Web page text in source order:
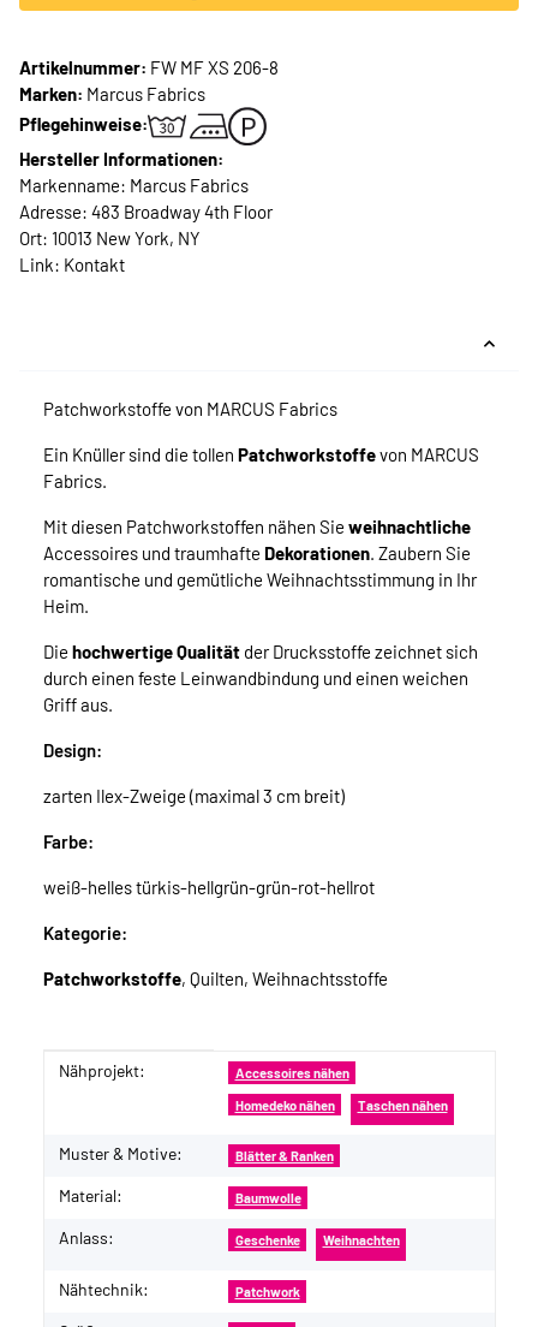
Artikelnummer: FW MF XS 206-8
Marken: Marcus Fabrics
Pflegehinweise:
Hersteller Informationen:
Markenname: Marcus Fabrics
Adresse: 483 Broadway 4th Floor
Ort: 10013 New York, NY
Link: Kontakt
Patchworkstoffe von MARCUS Fabrics
Ein Knüller sind die tollen Patchworkstoffevon MARCUS
Fabrics.
Mit diesen Patchworkstoffen nähen Sie weihnachtliche
Accessoires und traumhafte Dekorationen. Zaubern Sie
romantische und gemütliche Weihnachtsstimmung in Ihr
Heim.
Die hochwertige Qualität der Drucksstoffe zeichnet sich
durch einen feste Leinwandbindung und einen weichen
Griff aus.
Design:
zarten Ilex-Zweige (maximal 3 cm breit)
Farbe:
weiß-helles türkis-hellgrün-grün-rot-hellrot
Kategorie:
Patchworkstoffe, Quilten, Weihnachtsstoffe
Produkteigenschaft
Wert
Nähprojekt: Accessoires nähen
Homedeko nähen Taschen nähen
Muster & Motive: Blätter & Ranken
Material: Baumwolle
Anlass: Geschenke Weihnachten
Nähtechnik: Patchwork